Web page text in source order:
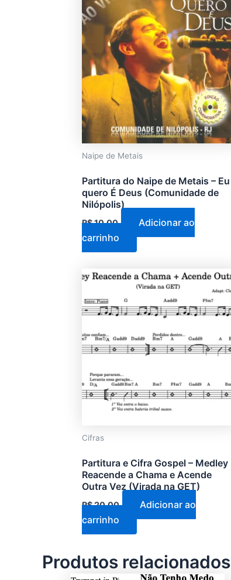
Naipe de Metais
Partitura do Naipe de Metais – Eu
quero É Deus (Comunidade de
Nilópolis)
R$10,00
Adicionar ao
carrinho
Cifras
Partitura e Cifra Gospel – Medley
Reacende a Chama e Acende
Outra Vez (Virada na GET)
R$20,00
Adicionar ao
carrinho
Produtos relacionados